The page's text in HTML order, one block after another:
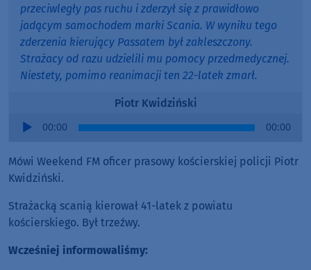
przeciwległy pas ruchu i zderzył się z prawidłowo
jadącym samochodem marki Scania. W wyniku tego
zderzenia kierujący Passatem był zakleszczony.
Strażacy od razu udzielili mu pomocy przedmedycznej.
Niestety, pomimo reanimacji ten 22-latek zmarł.
Piotr Kwidziński
Audio
00:00 00:00
Mówi Weekend FM oficer prasowy kościerskiej policji Piotr
Kwidziński.
Strażacką scanią kierował 41-latek z powiatu
kościerskiego. Był trzeźwy.
Wcześniej informowaliśmy: